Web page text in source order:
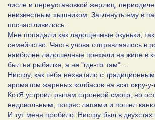
числе и переустановкой жерлиц,
неизвестным хышником. Заглянуть ему в
посчастливилось.
Мне попадали как ладощечные окуньки,
семейчство. Часть улова отправляялось в
наиболее ладошечные поехали на жипе в
был на рыбалке, а не "где-то там"....
Нистру, как тебя нехватало с
ароматом жареных колбасок на всю окру-у-
КотЯ устроил рыпам строевой смотр, но
недовольным, потряс лапами и пошел
И тут меня пробило: Нистру был в двухстах